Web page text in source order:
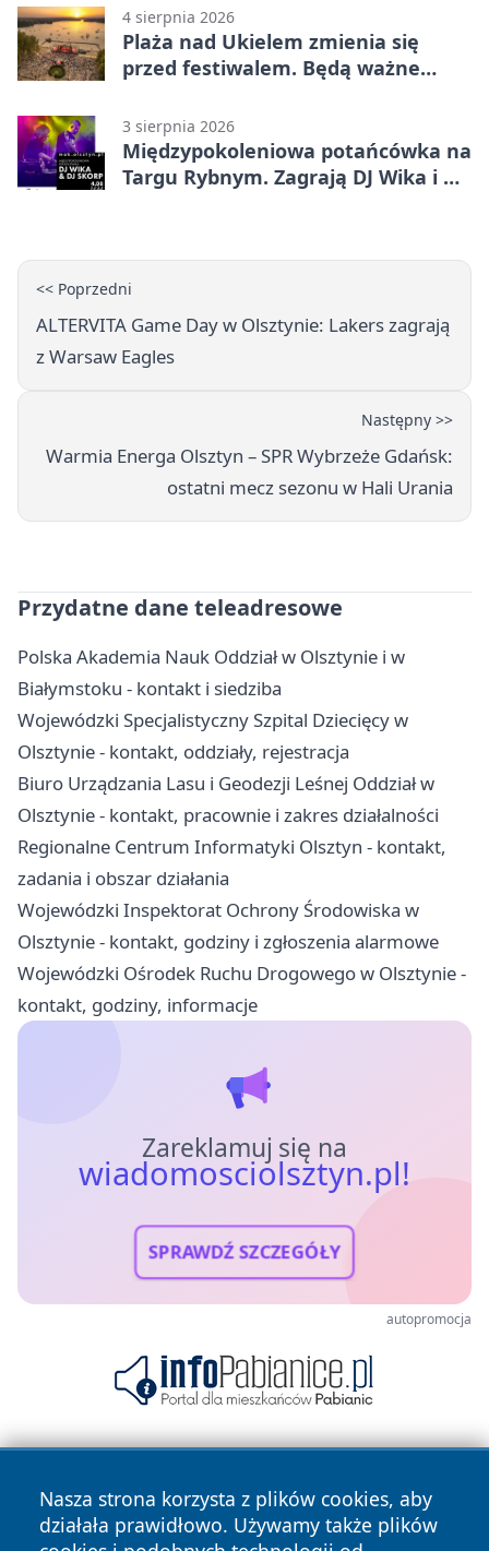
4 sierpnia 2026
Plaża nad Ukielem zmienia się
przed festiwalem. Będą ważne
3 sierpnia 2026
Międzypokoleniowa potańcówka na
Targu Rybnym. Zagrają DJ Wika i DJ
<< Poprzedni
ALTERVITA Game Day w Olsztynie: Lakers zagrają
z Warsaw Eagles
Następny >>
Warmia Energa Olsztyn – SPR Wybrzeże Gdańsk:
ostatni mecz sezonu w Hali Urania
Przydatne dane teleadresowe
Polska Akademia Nauk Oddział w Olsztynie i w
Białymstoku - kontakt i siedziba
Wojewódzki Specjalistyczny Szpital Dziecięcy w
Olsztynie - kontakt, oddziały, rejestracja
Biuro Urządzania Lasu i Geodezji Leśnej Oddział w
Olsztynie - kontakt, pracownie i zakres działalności
Regionalne Centrum Informatyki Olsztyn - kontakt,
zadania i obszar działania
Wojewódzki Inspektorat Ochrony Środowiska w
Olsztynie - kontakt, godziny i zgłoszenia alarmowe
Wojewódzki Ośrodek Ruchu Drogowego w Olsztynie -
kontakt, godziny, informacje
Zareklamuj się na
wiadomosciolsztyn.pl!
SPRAWDŹ SZCZEGÓŁY
autopromocja
Nasza strona korzysta z plików cookies, aby
działała prawidłowo. Używamy także plików